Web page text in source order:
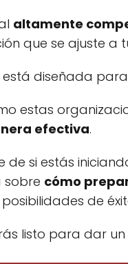
altamente
que se ajuste a
diseñada para
estas
efectiva.
de si estás
sobre cómo
de
listo para dar